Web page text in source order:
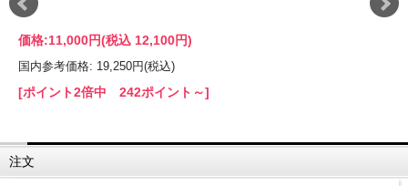
価格:11,000円(税込 12,100円)
国内参考価格: 19,250円(税込)
[ポイント2倍中 242ポイント～]
注文